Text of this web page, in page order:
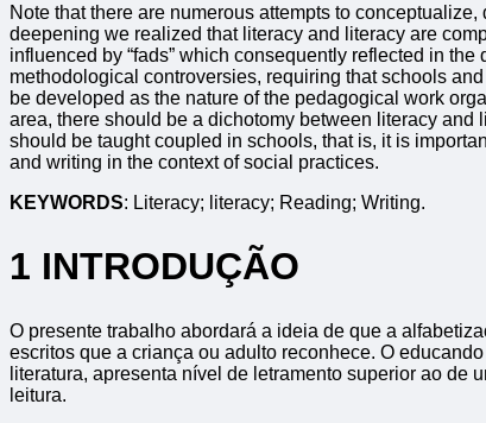
Note that there are numerous attempts to
deepening we realized that literacy and literacy are
influenced by “fads” which consequently reflected in
methodological controversies, requiring that schools
be developed as the nature of the pedagogical work
area, there should be a dichotomy between literacy and
should be taught coupled in schools, that is, it is
and writing in the context of social practices.
KEYWORDS: Literacy; literacy; Reading; Writing.
1 INTRODUÇÃO
O presente trabalho abordará a ideia de que a
escritos que a criança ou adulto reconhece. O
literatura, apresenta nível de letramento superior ao de
leitura.